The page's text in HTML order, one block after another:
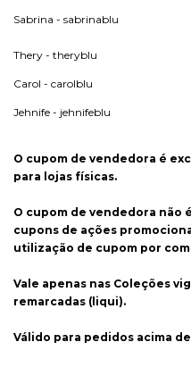
Sabrina - sabrinablu
Thery - theryblu
Carol - carolblu
Jehnife - jehnifeblu
O cupom de vendedora é
para lojas físicas.
O cupom de vendedora não
cupons de ações
utilização de cupom por
Vale apenas nas Coleções
remarcadas (liqui).
Válido para pedidos acima de